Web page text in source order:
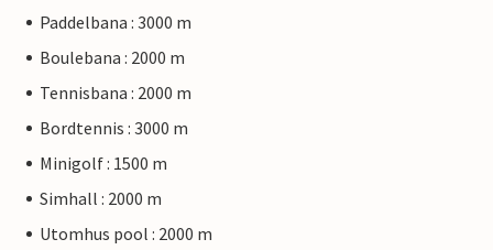
Paddelbana : 3000 m
Boulebana : 2000 m
Tennisbana : 2000 m
Bordtennis : 3000 m
Minigolf : 1500 m
Simhall : 2000 m
Utomhus pool : 2000 m